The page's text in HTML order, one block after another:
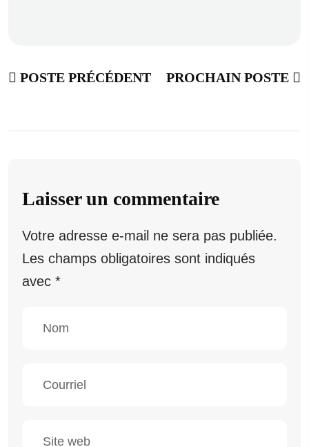
POSTE PRÉCÉDENT PROCHAIN POSTE
Laisser un commentaire
Votre adresse e-mail ne sera pas publiée.
Les champs obligatoires sont indiqués
avec *